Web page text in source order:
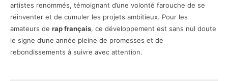
artistes renommés, témoignant d’une volonté farouche de se
réinventer et de cumuler les projets ambitieux. Pour les
amateurs de rap français, ce développement est sans nul doute
le signe d’une année pleine de promesses et de
rebondissements à suivre avec attention.